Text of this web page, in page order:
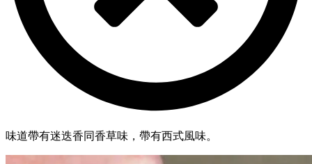
味道帶有迷迭香同香草味，帶有西式風味。